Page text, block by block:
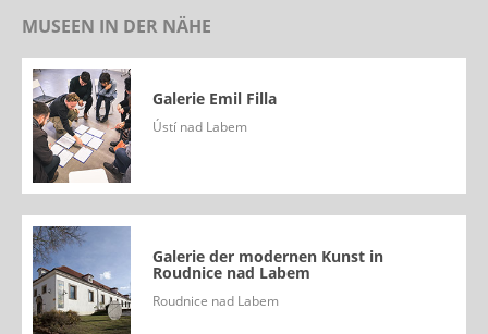
MUSEEN IN DER NÄHE
Galerie Emil Filla
Ústí nad Labem
Galerie der modernen Kunst in
Roudnice nad Labem
Roudnice nad Labem